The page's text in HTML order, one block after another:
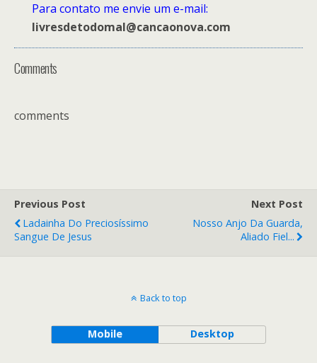
Para contato me envie um e-mail:
livresdetodomal@cancaonova.com
Comments
comments
Previous Post
Ladainha Do Preciosíssimo
Sangue De Jesus
Next Post
Nosso Anjo Da Guarda,
Aliado Fiel...
Back to top
Mobile Desktop